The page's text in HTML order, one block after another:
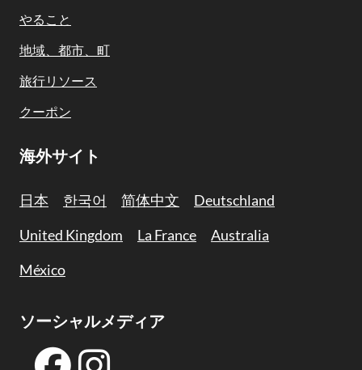
Navigation
やること
地域、都市、町
旅行リソース
クーポン
海外サイト
日本 한국어 简体中文
Deutschland
United Kingdom
La France
Australia
México
ソーシャルメディア